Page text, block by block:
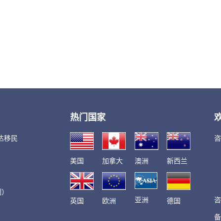
移民
热门国家
美国 加拿大 澳洲 新西兰
英国 欧洲 亚洲 德国